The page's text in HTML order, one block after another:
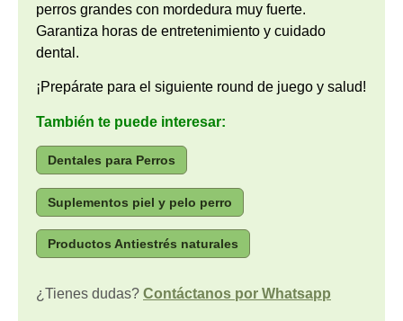
perros grandes con mordedura muy fuerte.
Garantiza horas de entretenimiento y cuidado
dental.
¡Prepárate para el siguiente round de juego y salud!
También te puede interesar:
Dentales para Perros
Suplementos piel y pelo perro
Productos Antiestrés naturales
¿Tienes dudas? Contáctanos por Whatsapp